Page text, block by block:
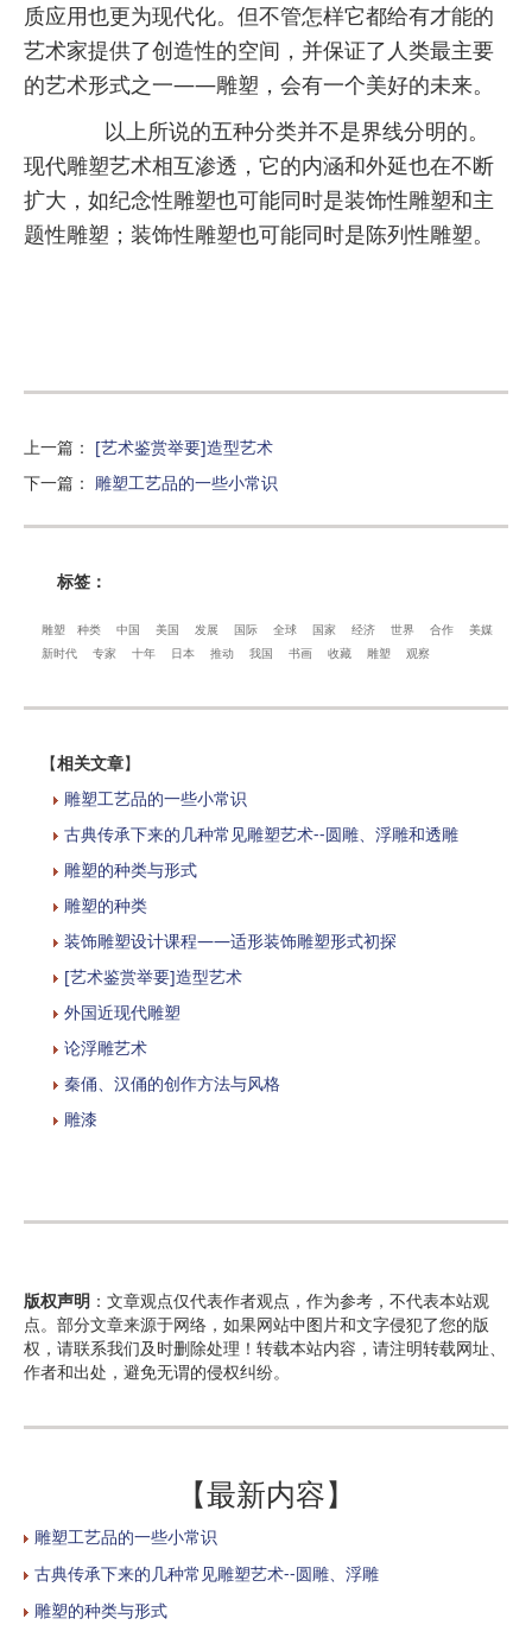
质应用也更为现代化。但不管怎样它都给有才能的
艺术家提供了创造性的空间，并保证了人类最主要
的艺术形式之一——雕塑，会有一个美好的未来。
以上所说的五种分类并不是界线分明的。
现代雕塑艺术相互渗透，它的内涵和外延也在不断
扩大，如纪念性雕塑也可能同时是装饰性雕塑和主
题性雕塑；装饰性雕塑也可能同时是陈列性雕塑。
上一篇 ： [艺术鉴赏举要]造型艺术
下一篇 ： 雕塑工艺品的一些小常识
标签：
雕塑 种类 中国 美国 发展 国际 全球 国家 经济 世界 合作
美媒
新时代
专家 十年 日本 推动 我国 书画 收藏 雕塑 观察
【相关文章】
雕塑工艺品的一些小常识
古典传承下来的几种常见雕塑艺术--圆雕、浮雕和透雕
雕塑的种类与形式
雕塑的种类
装饰雕塑设计课程——适形装饰雕塑形式初探
[艺术鉴赏举要]造型艺术
外国近现代雕塑
论浮雕艺术
秦俑、汉俑的创作方法与风格
雕漆
版权声明 ：文章观点仅代表作者观点，作为参考，不代表本站观
点。部分文章来源于网络，如果网站中图片和文字侵犯了您的版
权，请联系我们及时删除处理！转载本站内容，请注明转载网址、
作者和出处，避免无谓的侵权纠纷。
【最新内容】
雕塑工艺品的一些小常识
古典传承下来的几种常见雕塑艺术--圆雕、浮雕
雕塑的种类与形式